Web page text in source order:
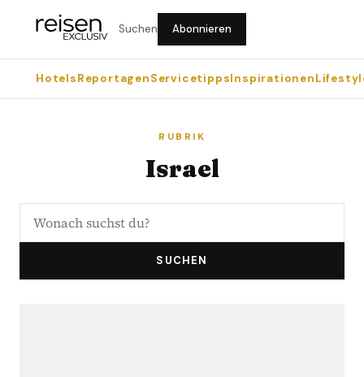
Suchen Abonnieren
HotelsReportagenServicetippsInspirationen
RUBRIK
Israel
SUCHEN